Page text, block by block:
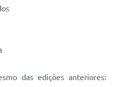
das edições anteriores: